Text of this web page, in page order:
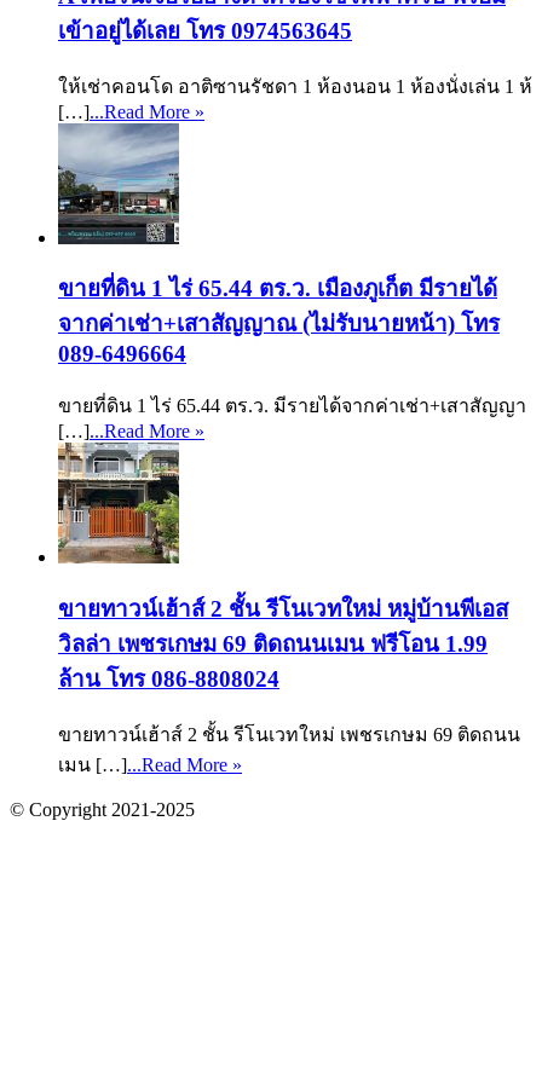
เข้าอยู่ได้เลย โทร 0974563645
ให้เช่าคอนโด อาติซานรัชดา 1 ห้องนอน 1 ห้องนั่งเล่น 1 ห้
[…]...Read More »
ขายที่ดิน 1 ไร่ 65.44 ตร.ว. เมืองภูเก็ต มีรายได้
จากค่าเช่า+เสาสัญญาณ (ไม่รับนายหน้า) โทร
089-6496664
ขายที่ดิน 1 ไร่ 65.44 ตร.ว. มีรายได้จากค่าเช่า+เสาสัญญา
[…]...Read More »
ขายทาวน์เฮ้าส์ 2 ชั้น รีโนเวทใหม่ หมู่บ้านพีเอส
วิลล่า เพชรเกษม 69 ติดถนนเมน ฟรีโอน 1.99
ล้าน โทร 086-8808024
ขายทาวน์เฮ้าส์ 2 ชั้น รีโนเวทใหม่ เพชรเกษม 69 ติดถนน
เมน […]...Read More »
© Copyright 2021-2025